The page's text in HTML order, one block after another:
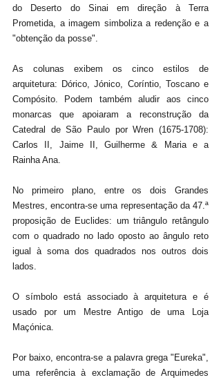
do Deserto do Sinai em direção à Terra
Prometida, a imagem simboliza a redenção e a
"obtenção da posse".
As colunas exibem os cinco estilos de
arquitetura: Dórico, Jónico, Coríntio, Toscano e
Compósito. Podem também aludir aos cinco
monarcas que apoiaram a reconstrução da
Catedral de São Paulo por Wren (1675-1708):
Carlos II, Jaime II, Guilherme & Maria e a
Rainha Ana.
No primeiro plano, entre os dois Grandes
Mestres, encontra-se uma representação da 47.ª
proposição de Euclides: um triângulo retângulo
com o quadrado no lado oposto ao ângulo reto
igual à soma dos quadrados nos outros dois
lados.
O símbolo está associado à arquitetura e é
usado por um Mestre Antigo de uma Loja
Maçónica.
Por baixo, encontra-se a palavra grega "Eureka",
uma referência à exclamação de Arquimedes